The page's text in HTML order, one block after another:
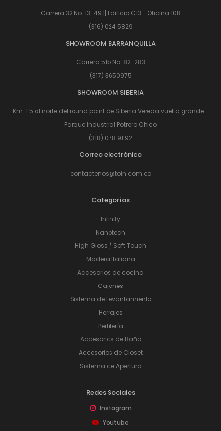
Carrera 32 No. 13-49 || Edificio C13 - Oficina 108
(316) 024 5829
SHOWROOM BARRANQUILLA
Carrera 51b No. 82-283
(317) 3650975
SHOWROOM SIBERIA
Km. 1.5 al norte del round point de Siberia Vereda vuelta grande -
Parque Industrial Potrero Chico
(318) 078 91 92
Correo electrónico
contactenos@toin.com.co
Categorías
Infinity
Nanotech
High Gloss / Soft Touch
Madera Italiana
Accesorios de cocina
Cajones
Sistema de Levantamiento
Herrajes
Perfilería
Accesorios de Baño
Accesorios de Closet
Sistema de Apertura
Redes Sociales
Instagram
Youtube